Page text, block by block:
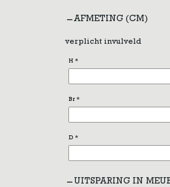
AFMETING (CM)
verplicht invulveld
H*
Br*
D*
UITSPARING IN